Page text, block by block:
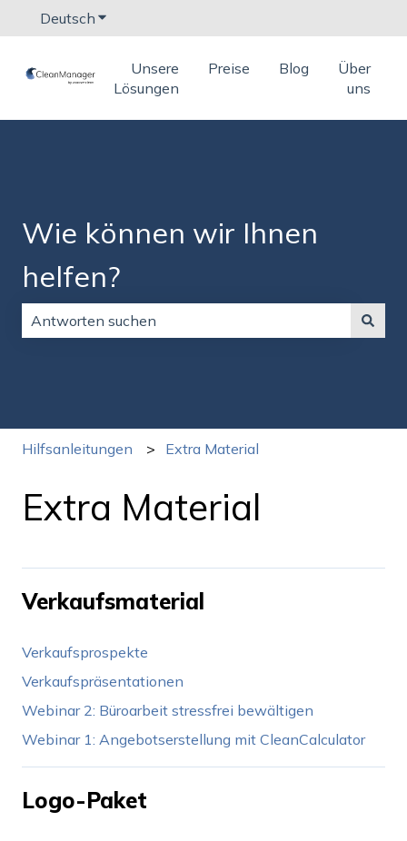
Deutsch Untermenü für Übersetzungen anzeigen
Unsere
Lösungen
Preise Blog
Über
uns
Wie können wir Ihnen
helfen?
Hilfsanleitungen Extra Material
Extra Material
Verkaufsmaterial
Verkaufsprospekte
Verkaufspräsentationen
Webinar 2: Büroarbeit stressfrei bewältigen
Webinar 1: Angebotserstellung mit CleanCalculator
Logo-Paket